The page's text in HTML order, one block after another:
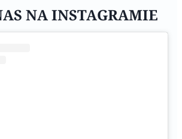
NA INSTAGRAMIE